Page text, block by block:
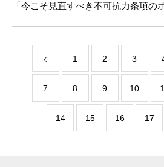
「今こそ見直すべき不可抗力条項の
1 2 3
7 8 9 10
14 15 16 17